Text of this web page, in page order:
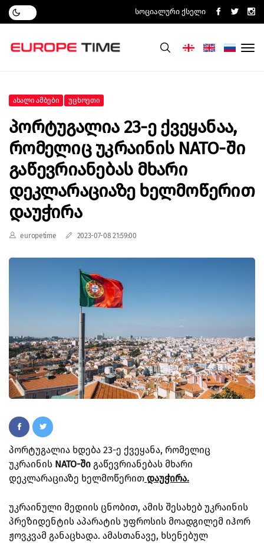
Სოციალური Ქსელი
Ახალი Ამბები Უცხოეთი
Პორტუგალია 23-Ე Ქვეყანაა,
Რომელიც Უკრაინის NATO-Ში
Გაწევრიანებას Მხარი
Დეკლარაციაზე Ხელმოწერით
Დაუჭირა
europetime 2023-07-08 21:59:00
პორტუგალია ხდება 23-ე ქვეყანა, რომელიც
უკრაინის NATO-ში გაწევრიანებას მხარი
დეკლარაციაზე ხელმოწერით დაუჭირა.
უკრაინული მედიის ცნობით, ამის შესახებ უკრაინის
პრეზიდენტის აპარატის უფროსის მოადგილემ იჰორ
ჟოვკვამ განაცხადა. ამასთანავე, ხსენებულ